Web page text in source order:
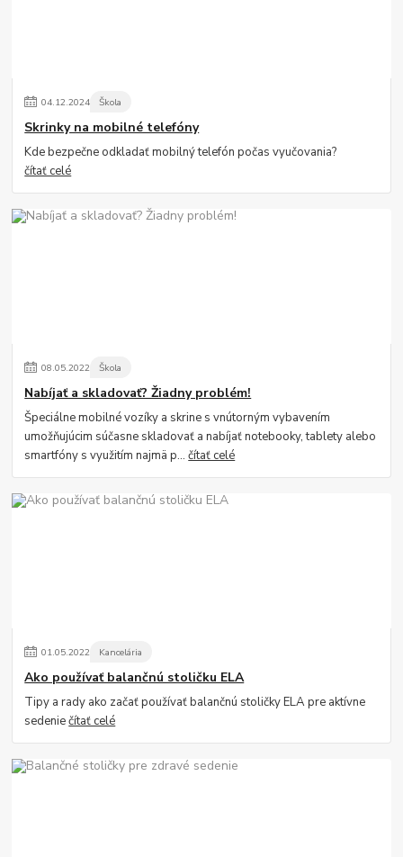
04.12.2024 Škola
Skrinky na mobilné telefóny
Kde bezpečne odkladať mobilný telefón počas vyučovania?
čítať celé
08.05.2022 Škola
Nabíjať a skladovať? Žiadny problém!
Špeciálne mobilné vozíky a skrine s vnútorným vybavením
umožňujúcim súčasne skladovať a nabíjať notebooky, tablety alebo
smartfóny s využitím najmä p...čítať celé
01.05.2022 Kancelária
Ako používať balančnú stoličku ELA
Tipy a rady ako začať používať balančnú stoličky ELA pre aktívne
sedeniečítať celé